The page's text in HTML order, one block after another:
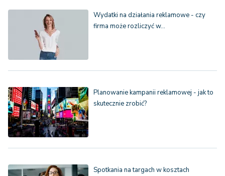
Wydatki na działania reklamowe - czy
firma może rozliczyć w…
Planowanie kampanii reklamowej - jak to
skutecznie zrobić?
Spotkania na targach w kosztach